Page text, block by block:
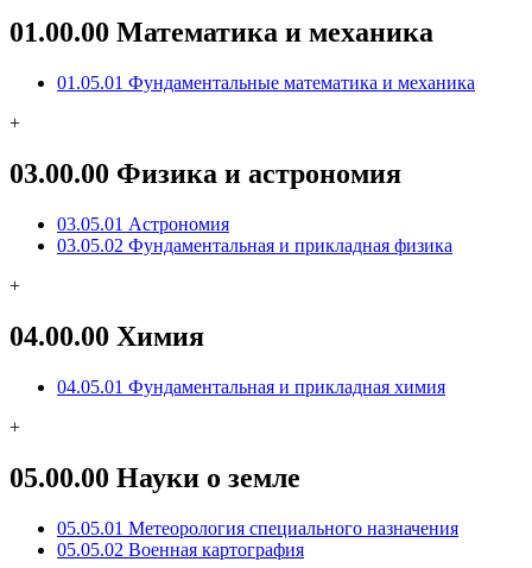
01.00.00 Математика и механика
01.05.01 Фундаментальные математика и механика
+
03.00.00 Физика и астрономия
03.05.01 Астрономия
03.05.02 Фундаментальная и прикладная физика
+
04.00.00 Химия
04.05.01 Фундаментальная и прикладная химия
+
05.00.00 Науки о земле
05.05.01 Метеорология специального назначения
05.05.02 Военная картография